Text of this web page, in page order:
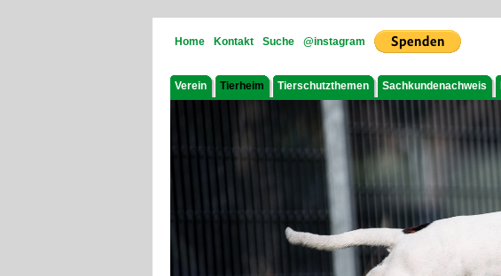
Home Kontakt Suche @instagram
Verein Tierheim Tierschutzthemen Sachkundenachweis